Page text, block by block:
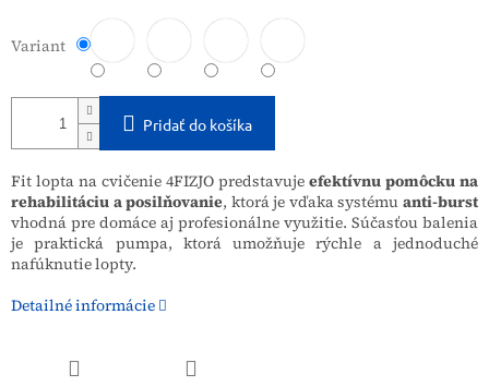
Variant
Pridať do košíka
Fit lopta na cvičenie 4FIZJO predstavuje efektívnu pomôcku na
rehabilitáciu a posilňovanie, ktorá je vďaka systémuanti-burst
vhodná pre domáce aj profesionálne využitie. Súčasťou balenia
je praktická pumpa, ktorá umožňuje rýchle a jednoduché
nafúknutie lopty.
Detailné informácie